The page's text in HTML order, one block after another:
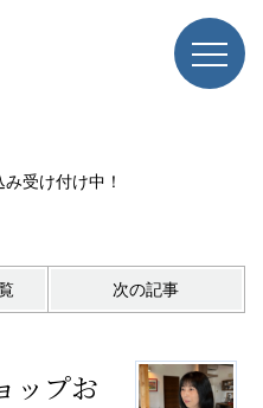
受け付け中！
次の記事
ップお